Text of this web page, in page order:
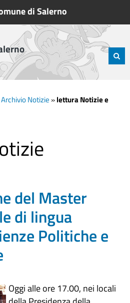
di Salerno
Archivio Notizie »lettura Notizie e
del Master
di lingua
Politiche e
Oggi alle ore 17.00, nei locali